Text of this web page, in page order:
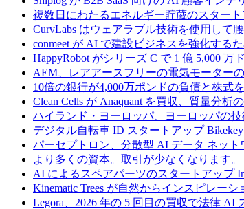
複数日にわたるエネルギー貯蔵のスター
CurvLabs はウェアラブル技術を使用して
conmeet が AI で建設ビジネスを強化する
HappyRobot がシリーズ C で 1 億 5,000
AEM、レアアースフリーの電気モーター
10倍の銀行が4,000万ポンドの負債と株式
Clean Cells が Anaquant を買収、質量分
ハイランド・ヨーロッパ、ヨーロッパの
デジタル自転車 ID スタートアップ
パーセプトロン、分散型 AI データ ネット
より多くの資本。取引が少なくなります
AI によるスペアパーツのスタートアップ
Kinematic Trees が自然からインスピレー
Legora、2026 年の 5 回目の買収で法律 AI